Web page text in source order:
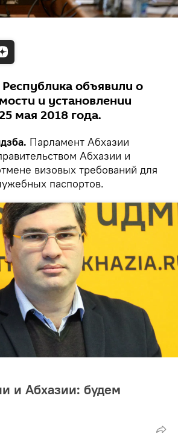
объявили о
и установлении
мая 2018 года.
Парламент Абхазии
Абхазии и
визовых требований для
паспортов.
и Абхазии: будем